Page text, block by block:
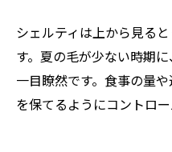
シェルティは上から見る
す。夏の毛が少ない時期
一目瞭然です。食事の量
を保てるようにコントロー